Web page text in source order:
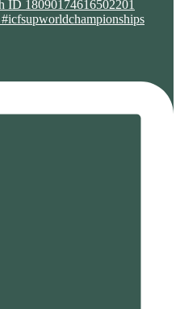
ID 18090174616502201